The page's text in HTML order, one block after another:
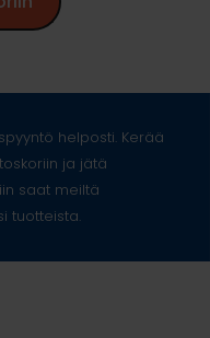
helposti. Kerää
ja jätä
saat meiltä
tuotteista.